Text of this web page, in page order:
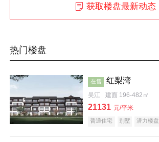
获取楼盘最新动态
热门楼盘
在售 红梨湾
吴江 建面 196-482㎡
21131 元/平米
普通住宅 别墅 潜力楼盘